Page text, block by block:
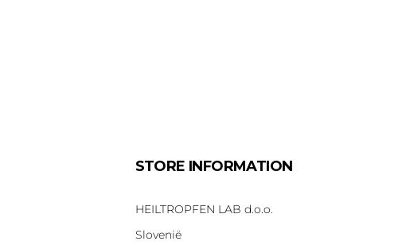
STORE INFORMATION
HEILTROPFEN LAB d.o.o.
Slovenië